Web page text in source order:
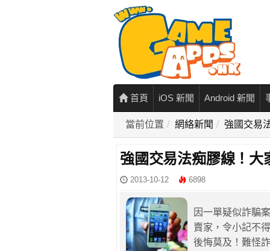
首頁 iOS 新聞 Android 新聞
當前位置 網絡新聞 強國交易
強國交易法痴膠線！大
2013-10-12 6898
因一單疑似詐騙
賣家，令小記不
後悔莫及！難怪